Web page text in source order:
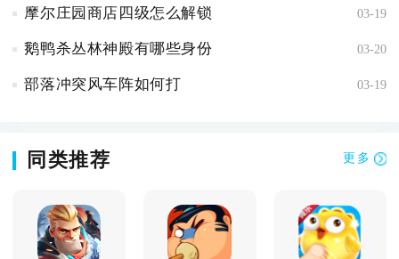
摩尔庄园商店四级怎么解锁 03-19
鹅鸭杀丛林神殿有哪些身份 03-20
部落冲突风车阵如何打 03-19
同类推荐 更多